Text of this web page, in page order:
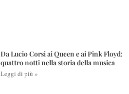
Da Lucio Corsi ai Queen e ai Pink Floyd:
quattro notti nella storia della musica
Leggi di più »